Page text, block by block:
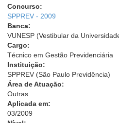
Concurso:
SPPREV - 2009
Banca:
VUNESP (Vestibular da
Cargo:
Técnico em Gestão Previdenciária
Instituição:
SPPREV (São Paulo Previdência)
Área de Atuação:
Outras
Aplicada em:
03/2009